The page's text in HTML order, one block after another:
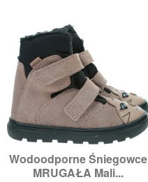
Wodoodporne Śniegowce
MRUGAŁA Mali...